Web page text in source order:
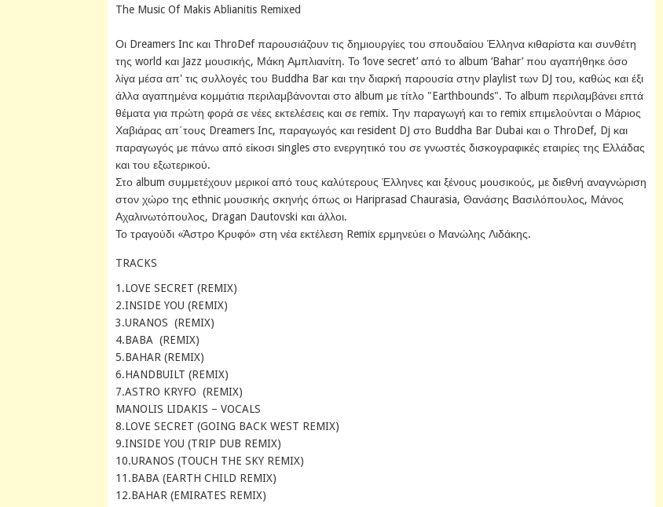
The Music Of Makis Ablianitis Remixed
Οι Dreamers Inc και ThroDef παρουσιάζουν τις δημιουργίες του σπουδαίου Έλληνα κιθαρίστα και συνθέτη
της world και Jazz μουσικής, Μάκη Αμπλιανίτη. Το ‘love secret’ από το album ‘Bahar’ που αγαπήθηκε όσο
λίγα μέσα απ' τις συλλογές του Buddha Bar και την διαρκή παρουσία στην playlist των DJ του, καθώς και έξι
άλλα αγαπημένα κομμάτια περιλαμβάνονται στο album με τίτλο "Earthbounds". Το album περιλαμβάνει επτά
θέματα για πρώτη φορά σε νέες εκτελέσεις και σε remix. Την παραγωγή και το remix επιμελούνται ο Μάριος
Χαβιάρας απ΄τους Dreamers Inc, παραγωγός και resident DJ στο Buddha Bar Dubai και ο ThroDef, Dj και
παραγωγός με πάνω από είκοσι singles στο ενεργητικό του σε γνωστές δισκογραφικές εταιρίες της Ελλάδας
και του εξωτερικού.
Στο album συμμετέχουν μερικοί από τους καλύτερους Έλληνες και ξένους μουσικούς, με διεθνή αναγνώριση
στον χώρο της ethnic μουσικής σκηνής όπως οι Hariprasad Chaurasia, Θανάσης Βασιλόπουλος, Μάνος
Αχαλινωτόπουλος, Dragan Dautovski και άλλοι.
Το τραγούδι «Άστρο Κρυφό» στη νέα εκτέλεση Remix ερμηνεύει ο Μανώλης Λιδάκης.
TRACKS
1.LOVE SECRET (REMIX)
2.INSIDE YOU (REMIX)
3.URANOS (REMIX)
4.BABA (REMIX)
5.BAHAR (REMIX)
6.HANDBUILT (REMIX)
7.ASTRO KRYFO (REMIX)
MANOLIS LIDAKIS – VOCALS
8.LOVE SECRET (GOING BACK WEST REMIX)
9.INSIDE YOU (TRIP DUB REMIX)
10.URANOS (TOUCH THE SKY REMIX)
11.BABA (EARTH CHILD REMIX)
12.BAHAR (EMIRATES REMIX)